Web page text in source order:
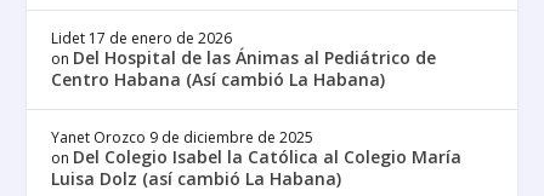
Lidet 17 de enero de 2026
on Del Hospital de las Ánimas al Pediátrico de
Centro Habana (Así cambió La Habana)
Yanet Orozco 9 de diciembre de 2025
on Del Colegio Isabel la Católica al Colegio María
Luisa Dolz (así cambió La Habana)